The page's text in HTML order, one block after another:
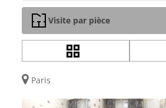
Visite par pièce
Paris